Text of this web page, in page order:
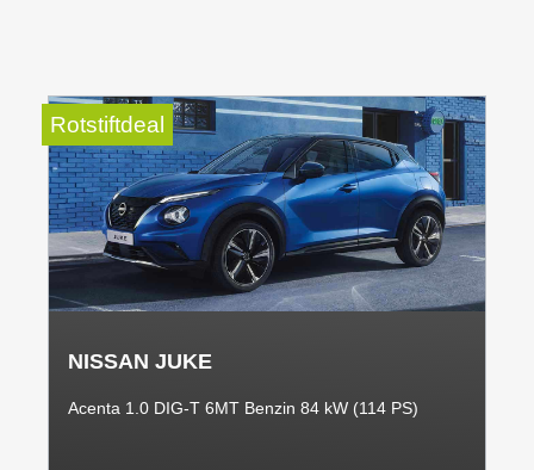
Rotstiftdeal
NISSAN JUKE
Acenta 1.0 DIG-T 6MT Benzin 84 kW (114 PS)